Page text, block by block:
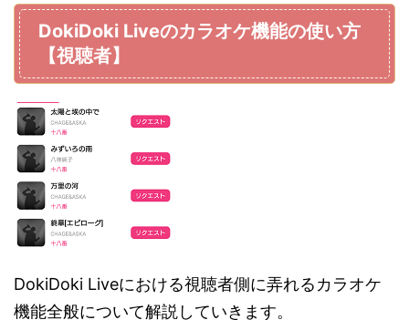
DokiDoki Liveのカラオケ機能の使い方
【視聴者】
DokiDoki Liveにおける視聴者側に弄れるカラオケ
機能全般について解説していきます。